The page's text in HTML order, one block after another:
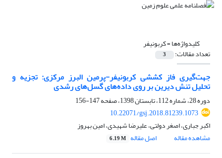
کلیدواژه‌ها =کربونیفر
تعداد مقالات: 3
جهت‌گیری فاز کششی کربونیفر-پرمین البرز مرکزی: تجزیه و
تحلیل تنش دیرین بر روی داده‌های گسل‌های رشدی
دوره 28، شماره 112، تابستان 1398، صفحه
147-156
10.22071/gsj.2018.81239.1073
اکبر جباری، اصغر دولتی، علیرضا شهیدی، امین بهروز
مشاهده مقاله
اصل مقاله 6.19 M